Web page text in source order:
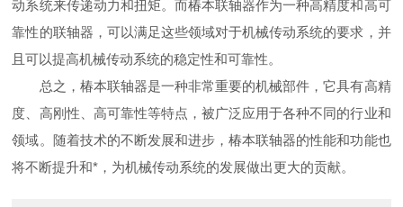
动系统来传递动力和扭矩。而椿本联轴器作为一种高精度和高可
靠性的联轴器，可以满足这些领域对于机械传动系统的要求，并
且可以提高机械传动系统的稳定性和可靠性。
总之，椿本联轴器是一种非常重要的机械部件，它具有高精
度、高刚性、高可靠性等特点，被广泛应用于各种不同的行业和
领域。随着技术的不断发展和进步，椿本联轴器的性能和功能也
将不断提升和*，为机械传动系统的发展做出更大的贡献。